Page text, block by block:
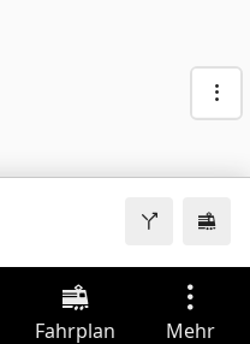
Fahrplan Mehr